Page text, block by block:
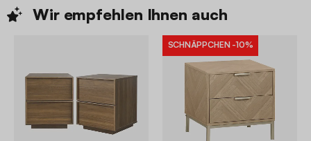
Wir empfehlen Ihnen auch
SCHNÄPPCHEN -10%